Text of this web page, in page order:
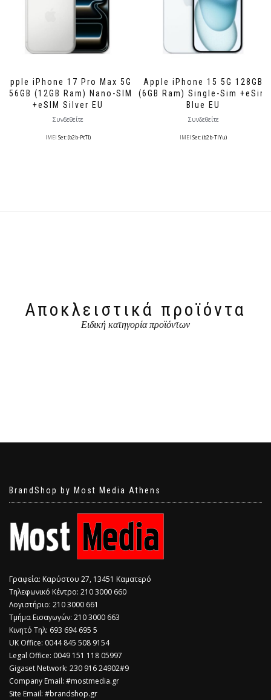
Apple iPhone 17 Pro Max 5G
256GB (12GB Ram) Nano-SIM
+eSIM Silver EU
Συνδεθείτε
IMEI Set: (b2b-PtTl)
Apple iPhone 15 5G 128GB
(6GB Ram) Single-Sim +eSim
Blue EU
Συνδεθείτε
IMEI Set: (b2b-TlYu)
Αποκλειστικά προϊόντα
Ειδική κατηγορία προϊόντων
BrandShop by Most Media Athens
Γραφεία: Καρύστου 27, 13451 Καματερό
Τηλεφωνικό Κέντρο: 210 3000 660
Λογιστήριο: 210 3000 661
Τμήμα Εισαγωγών: 210 3000 663
Κινητό Τηλ: 693 694 695 5
​UK Office: 0044 845 508 9154
Legal Office: 0049 151 118 05997
Gigaset Network: 230 916 24902#9
Company Email: #mostmedia.gr
Site Email: #brandshop.gr